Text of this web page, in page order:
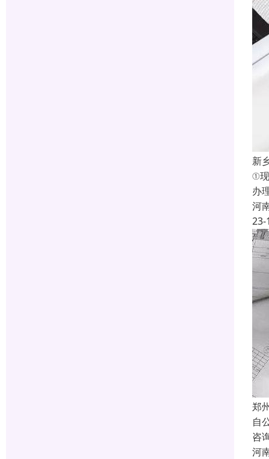
新
①
办
河
23-
郑
自
咨
河